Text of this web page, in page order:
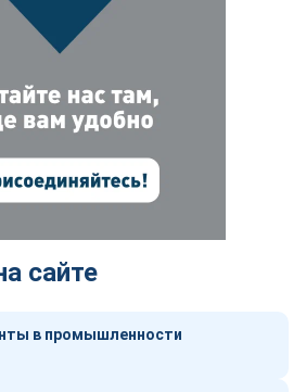
сайте
в промышленности